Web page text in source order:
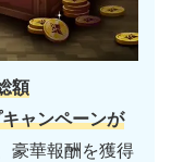
額
ャンペーンが
豪華報酬を獲得